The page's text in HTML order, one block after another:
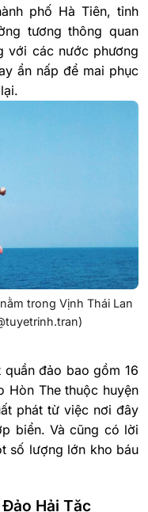
phố Hà Tiên, tỉnh
tương thông quan
với các nước phương
ẩn nấp để mai phục
trong Vịnh Thái Lan
quần đảo bao gồm 16
Hòn The thuộc huyện
phát từ việc nơi đây
biển. Và cũng có lời
số lượng lớn kho báu
Hải Tặc